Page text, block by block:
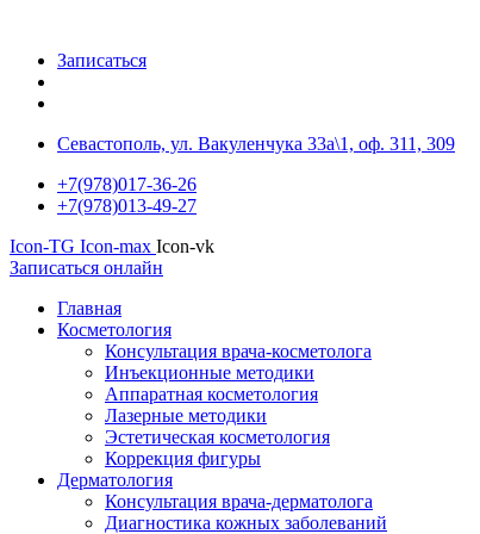
Записаться
Севастополь, ул. Вакуленчука 33а\1, оф. 311, 309
+7(978)017-36-26
+7(978)013-49-27
Icon-TG Icon-max Icon-vk
Записаться онлайн
Главная
Косметология
Консультация врача-косметолога
Инъекционные методики
Аппаратная косметология
Лазерные методики
Эстетическая косметология
Коррекция фигуры
Дерматология
Консультация врача-дерматолога
Диагностика кожных заболеваний